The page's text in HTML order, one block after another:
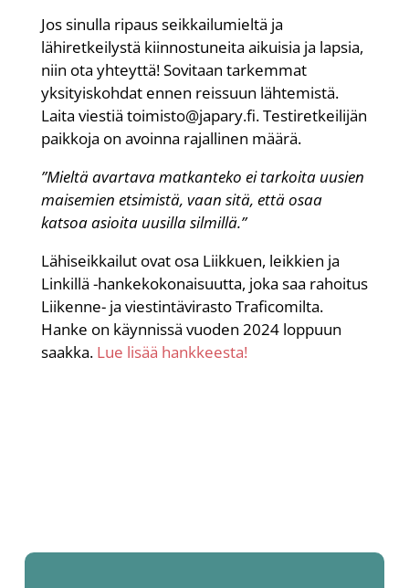
Jos sinulla ripaus seikkailumieltä ja
lähiretkeilystä kiinnostuneita aikuisia ja lapsia,
niin ota yhteyttä! Sovitaan tarkemmat
yksityiskohdat ennen reissuun lähtemistä.
Laita viestiä toimisto@japary.fi. Testiretkeilijän
paikkoja on avoinna rajallinen määrä.
”Mieltä avartava matkanteko ei tarkoita uusien
maisemien etsimistä, vaan sitä, että osaa
katsoa asioita uusilla silmillä.”
Lähiseikkailut ovat osa Liikkuen, leikkien ja
Linkillä -hankekokonaisuutta, joka saa rahoitus
Liikenne- ja viestintävirasto Traficomilta.
Hanke on käynnissä vuoden 2024 loppuun
saakka. Lue lisää hankkeesta!